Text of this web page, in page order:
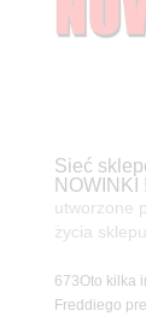
Sieć
NOWINKI !
utworzone
życia sklepu
673Oto kilka
Freddiego